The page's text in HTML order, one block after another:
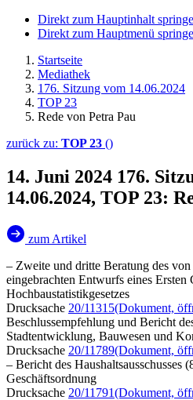
Direkt zum Hauptinhalt
Direkt zum Hauptmenü
Startseite
Mediathek
176. Sitzung vom 14.06.2024
TOP 23
Rede von Petra Pau
zurück zu: TOP 23 ()
14. Juni 2024 176.
14.06.2024, TOP 23:
zum Artikel
– Zweite und dritte Beratung des
eingebrachten Entwurfs eines Ersten
Hochbaustatistikgesetzes
Drucksache 20/11315(Dokument,
Beschlussempfehlung und Bericht
Stadtentwicklung, Bauwesen und
Drucksache 20/11789(Dokument,
– Bericht des Haushaltsausschusses
Geschäftsordnung
Drucksache 20/11791(Dokument,